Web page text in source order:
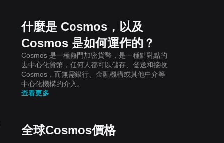
什麼是 Cosmos，以及
Cosmos 是如何運作的？
Cosmos 是一種熱門加密貨幣，是一種點對點的
去中心化貨幣，任何人都可以儲存、發送和接收
Cosmos，而無需銀行、金融機構或其他中介等
中心化機構的介入。
查看更多
全球Cosmos價格